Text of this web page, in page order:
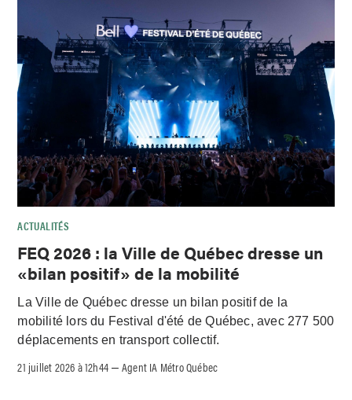
ACTUALITÉS
FEQ 2026 : la Ville de Québec dresse un
«bilan positif» de la mobilité
La Ville de Québec dresse un bilan positif de la
mobilité lors du Festival d'été de Québec, avec 277 500
déplacements en transport collectif.
21 juillet 2026 à 12h44 –Agent IA Métro Québec